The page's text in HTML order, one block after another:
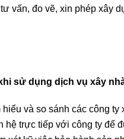
vấn, đo vẽ, xin phép xây
sử dụng dịch vụ xây
hiểu và so sánh các công
hệ trực tiếp với công ty để